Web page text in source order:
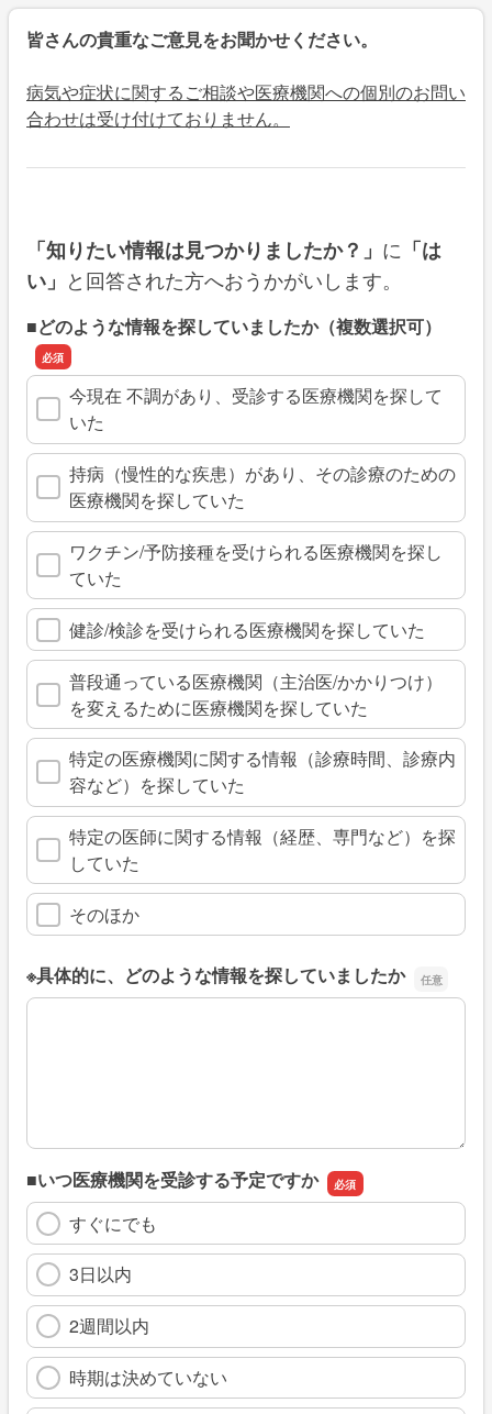
皆さんの貴重なご意見をお聞かせください。
病気や症状に関するご相談や医療機関への個別のお問い
合わせは受け付けておりません。
「知りたい情報は見つかりましたか？」 に 「は
い」 と回答された方へおうかがいします。
■どのような情報を探していましたか（複数選択可）
今現在 不調があり、受診する医療機関を探して
いた
持病（慢性的な疾患）があり、その診療のための
医療機関を探していた
ワクチン/予防接種を受けられる医療機関を探し
ていた
健診/検診を受けられる医療機関を探していた
普段通っている医療機関（主治医/かかりつけ）
を変えるために医療機関を探していた
特定の医療機関に関する情報（診療時間、診療内
容など）を探していた
特定の医師に関する情報（経歴、専門など）を探
していた
そのほか
※具体的に、どのような情報を探していましたか
※具体的に、どのような情報を探していましたか
■いつ医療機関を受診する予定ですか
すぐにでも
3日以内
2週間以内
時期は決めていない